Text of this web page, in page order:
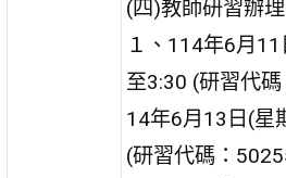
(四)教師研習辦
１、114年6月
至3:30 (研習代
14年6月13日(星
(研習代碼：